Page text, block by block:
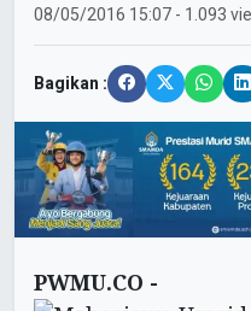
08/05/2016 15:07- 1.093
Bagikan :
PWMU.CO -